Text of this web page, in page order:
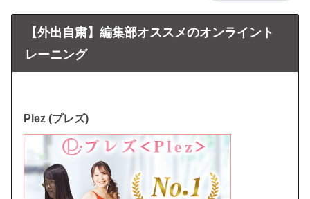
【外出自粛】編集部オススメのオンライント
レーニング
Plez (プレズ)